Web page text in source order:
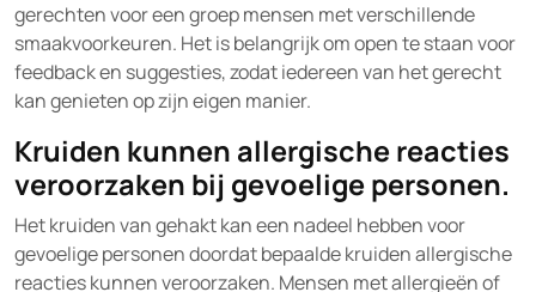
gerechten voor een groep mensen met verschillende
smaakvoorkeuren. Het is belangrijk om open te staan voor
feedback en suggesties, zodat iedereen van het gerecht
kan genieten op zijn eigen manier.
Kruiden kunnen allergische reacties
veroorzaken bij gevoelige personen.
Het kruiden van gehakt kan een nadeel hebben voor
gevoelige personen doordat bepaalde kruiden allergische
reacties kunnen veroorzaken. Mensen met allergieën of